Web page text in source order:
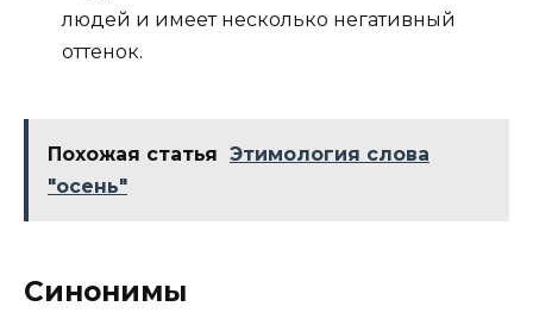
людей и имеет несколько негативный
оттенок.
Похожая статья Этимология слова
"осень"
Синонимы